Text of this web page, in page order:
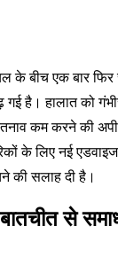
के बीच एक बार
है। हालात को
कम करने की
के लिए नई
की सलाह दी है।
से